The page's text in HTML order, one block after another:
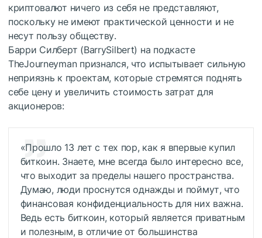
криптовалют ничего из себя не представляют,
поскольку не имеют практической ценности и не
несут пользу обществу.
Барри Силберт (BarrySilbert) на подкасте
TheJourneymanпризнался, что испытывает сильную
неприязнь к проектам, которые стремятся поднять
себе цену и увеличить стоимость затрат для
акционеров:
«Прошло 13 лет с тех пор, как я впервые купил
биткоин. Знаете, мне всегда было интересно все,
что выходит за пределы нашего пространства.
Думаю, люди проснутся однажды и поймут, что
финансовая конфиденциальность для них важна.
Ведь есть биткоин, который является приватным
и полезным, в отличие от большинства